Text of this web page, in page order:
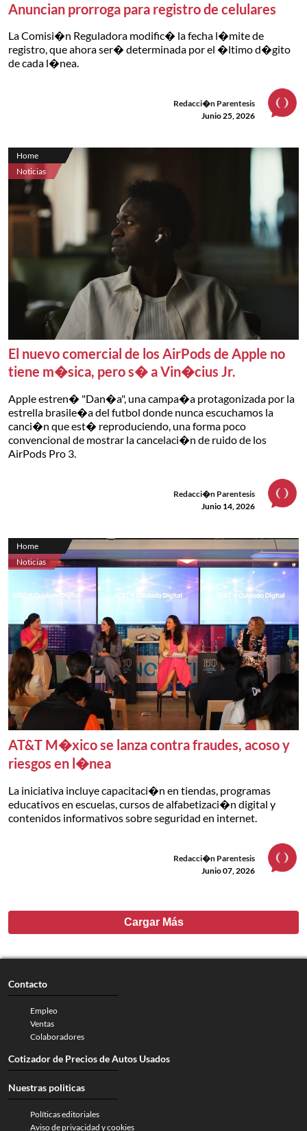
Anuncian prorroga para registro de celulares
La Comisi�n Reguladora modific� la fecha l�mite de
registro, que ahora ser� determinada por el �ltimo d�gito
de cada l�nea.
Redacci�n Parentesis
Junio 25, 2026
Home
Noticias
El nuevo comercial de los AirPods de Apple no
tiene m�sica, pero s� a Vin�cius Jr.
Apple estren� "Dan�a", una campa�a protagonizada por la
estrella brasile�a del futbol donde nunca escuchamos la
canci�n que est� reproduciendo, una forma poco
convencional de mostrar la cancelaci�n de ruido de los
AirPods Pro 3.
Redacci�n Parentesis
Junio 14, 2026
Home
Noticias
AT&T M�xico se lanza contra fraudes, acoso y
riesgos en l�nea
La iniciativa incluye capacitaci�n en tiendas, programas
educativos en escuelas, cursos de alfabetizaci�n digital y
contenidos informativos sobre seguridad en internet.
Redacci�n Parentesis
Junio 07, 2026
Cargar Más
Contacto
Empleo
Ventas
Colaboradores
Cotizador de Precios de Autos Usados
Nuestras politicas
Políticas editoriales
Aviso de privacidad y cookies